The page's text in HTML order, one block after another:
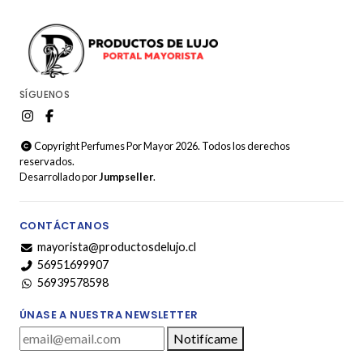
SÍGUENOS
Copyright Perfumes Por Mayor 2026. Todos los derechos
reservados.
Desarrollado porJumpseller.
CONTÁCTANOS
mayorista@productosdelujo.cl
56951699907
56939578598
ÚNASE A NUESTRA NEWSLETTER
Notifícame